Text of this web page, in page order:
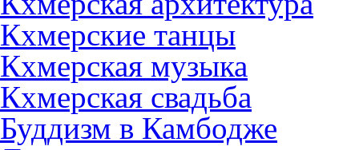
Кхмерские танцы
Кхмерская музыка
Кхмерская свадьба
Буддизм в Камбодже